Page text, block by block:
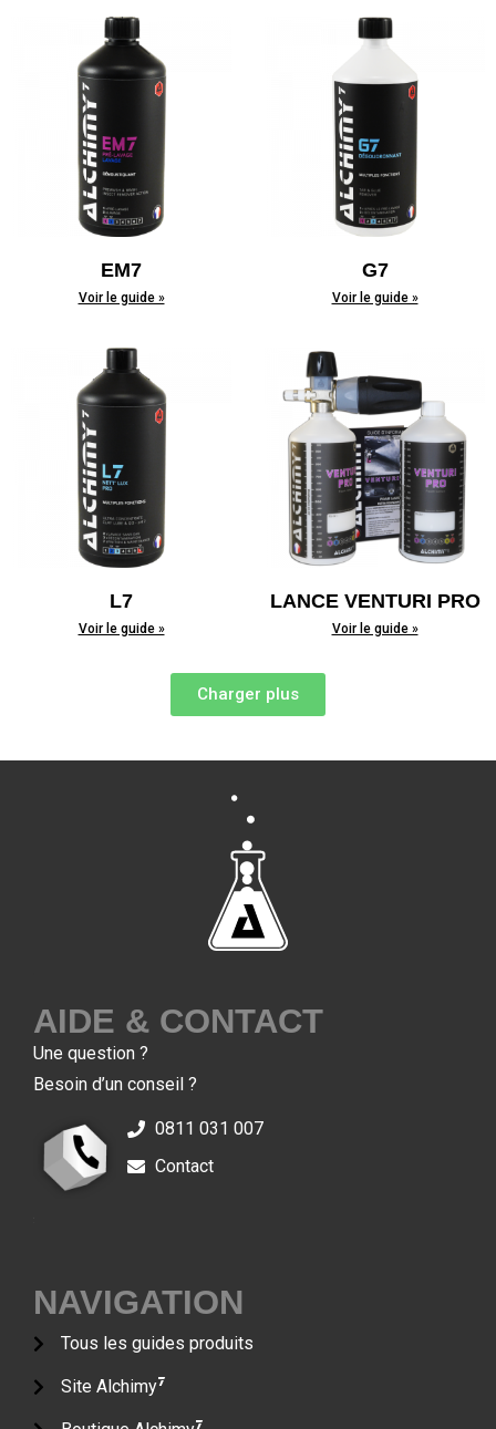
EM7
Voir le guide »
G7
Voir le guide »
L7
Voir le guide »
LANCE VENTURI PRO
Voir le guide »
Charger plus
AIDE & CONTACT
Une question ?
Besoin d’un conseil ?
0811 031 007
Contact
NAVIGATION
Tous les guides produits
Site Alchimy7
7